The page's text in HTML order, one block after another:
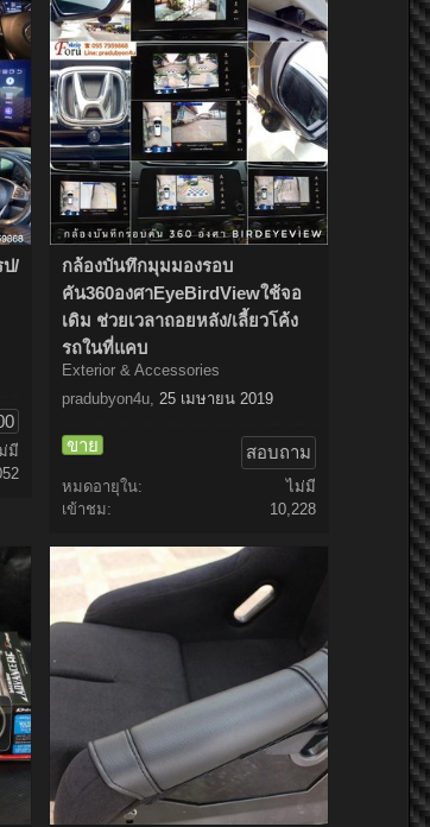
ป/
มี
กล้องบันทึกมุมมองรอบ
คัน360องศาEyeBirdViewใช้จอ
เดิม ช่วยเวลาถอยหลัง/เลี้ยวโค้ง
รถในที่แคบ
Exterior & Accessories
pradubyon4u, 25 เมษายน 2019
ขาย สอบถาม
หมดอายุใน:
ไม่มี
เข้าชม:
10,228